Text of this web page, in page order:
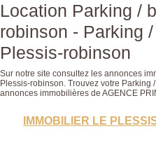
Location Parking /
robinson - Parking
Plessis-robinson
Sur notre site consultez les annonces
Plessis-robinson. Trouvez votre
annonces immobilières de AGENCE
IMMOBILIER LE